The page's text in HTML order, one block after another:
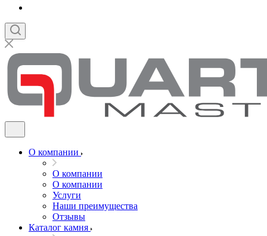
О компании
О компании
О компании
Услуги
Наши преимущества
Отзывы
Каталог камня